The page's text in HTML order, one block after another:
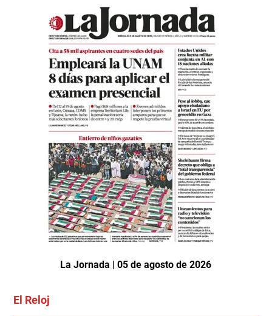
La Jornada | 05 de agosto de 2026
El Reloj